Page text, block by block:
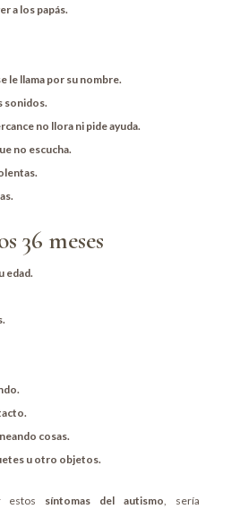
a los papás.
le llama por su nombre.
sonidos.
no llora ni pide ayuda.
no escucha.
36 meses
edad.
cosas.
u otro objetos.
estos síntomas del autismo , sería